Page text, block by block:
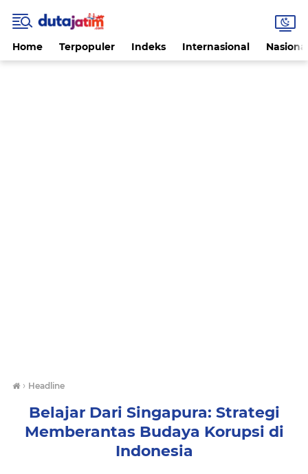
Home Terpopuler Indeks Internasional
› Headline
Belajar Dari Singapura: Strategi
Memberantas Budaya Korupsi di
Indonesia